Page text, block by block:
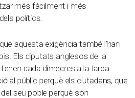
més fàcilment i més
polítics.
aquesta exigència també l’han
Els diputats anglesos de la
cada dimecres a la tarda
al públic perquè els ciutadans, que
seu poble perquè són